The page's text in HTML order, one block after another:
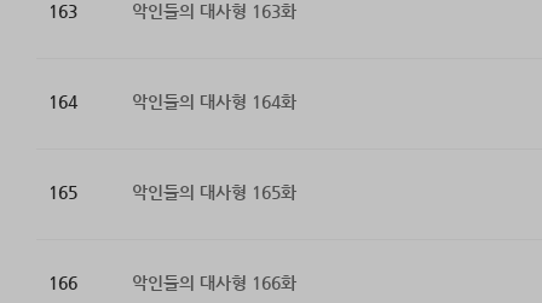
163 악인들의 대사형 163화
164 악인들의 대사형 164화
165 악인들의 대사형 165화
166 악인들의 대사형 166화